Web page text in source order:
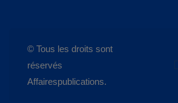
© Tous les droits sont
réservés
Affairespublications.